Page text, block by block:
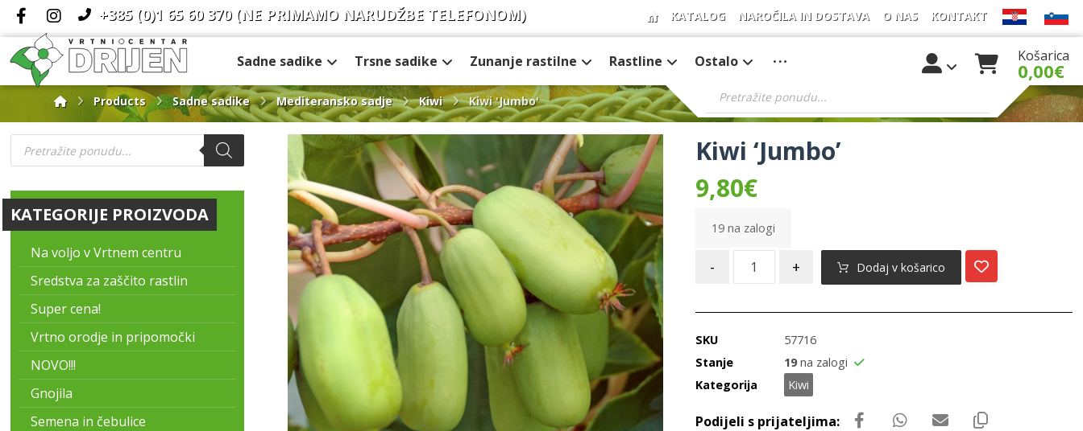
+385 (0)1 65 60 370 (NE PRIMAMO NARUDŽBE TELEFONOM) KATALOG NAROČILA IN DOSTAVA O NAS KONTAKT
Sadne sadike Trsne sadike Zunanje rastilne Rastline Ostalo Košarica
0,00€
Products Sadne sadike Mediteransko sadje Kiwi Kiwi 'Jumbo'
Kiwi ‘Jumbo’
9,80€
19 na zalogi
- + Dodaj v košarico
SKU
57716
Stanje
19na zalogi
Kategorija
Kiwi
KATEGORIJE PROIZVODA
Na voljo v Vrtnem centru
Sredstva za zaščito rastlin
Super cena!
Vrtno orodje in pripomočki
NOVO!!!
Gnojila
Semena in čebulice